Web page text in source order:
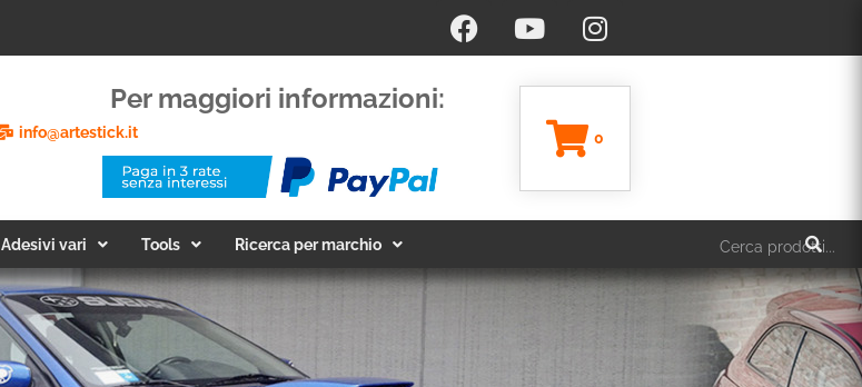
Per maggiori informazioni:
info@artestick.it 0
Adesivi vari Tools Ricerca per marchio